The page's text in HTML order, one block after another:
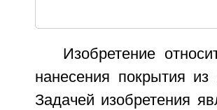
Изобретение
нанесения покрытия
Задачей изобретения